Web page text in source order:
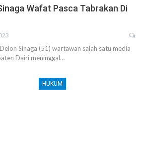
Wafat Pasca Tabrakan Di
Sinaga (51) wartawan salah satu media
Dairi meninggal…
HUKUM